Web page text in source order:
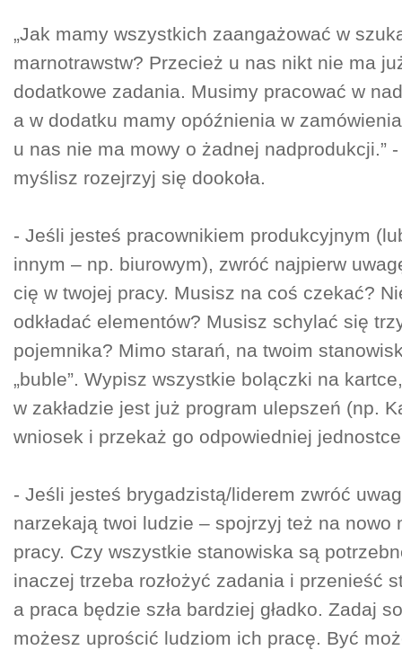
„Jak mamy wszystkich zaangażować w
marnotrawstw? Przecież u nas nikt nie ma
dodatkowe zadania. Musimy pracować w
a w dodatku mamy opóźnienia w
u nas nie ma mowy o żadnej nadprodukcji.”
myślisz rozejrzyj się dookoła.
- Jeśli jesteś pracownikiem produkcyjnym
innym – np. biurowym), zwróć najpierw
cię w twojej pracy. Musisz na coś czekać?
odkładać elementów? Musisz schylać się
pojemnika? Mimo starań, na twoim
„buble”. Wypisz wszystkie bolączki na
w zakładzie jest już program ulepszeń (np.
wniosek i przekaż go odpowiedniej
- Jeśli jesteś brygadzistą/liderem zwróć
narzekają twoi ludzie – spojrzyj też na nowo
pracy. Czy wszystkie stanowiska są
inaczej trzeba rozłożyć zadania i przenieść
a praca będzie szła bardziej gładko. Zadaj
możesz uprościć ludziom ich pracę. Być